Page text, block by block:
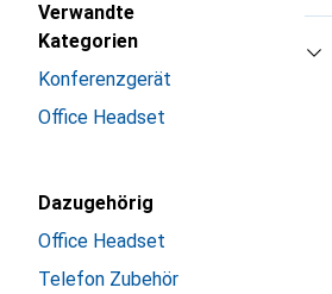
Verwandte
Kategorien
Konferenzgerät
Office Headset
Dazugehörig
Office Headset
Telefon Zubehör